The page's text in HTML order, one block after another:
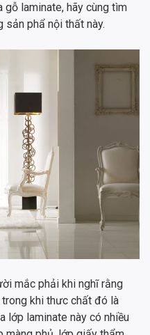
gỗ laminate, hãy cùng tìm
sản phẩ nội thất này.
mắc phải khi nghĩ rằng
khi thưc chất đó là
lớp laminate này có nhiều